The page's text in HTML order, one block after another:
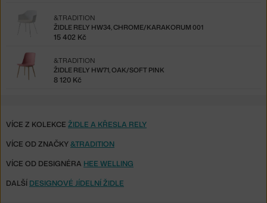
ŽIDLE RELY HW34, CHROME/KARAKORUM 001
&TRADITION
15 402 Kč
ŽIDLE RELY HW71, OAK/SOFT PINK
&TRADITION
8 120 Kč
VÍCE Z KOLEKCE ŽIDLE A KŘESLA RELY
VÍCE OD ZNAČKY&TRADITION
VÍCE OD DESIGNÉRA HEE WELLING
DALŠÍ DESIGNOVÉ JÍDELNÍ ŽIDLE